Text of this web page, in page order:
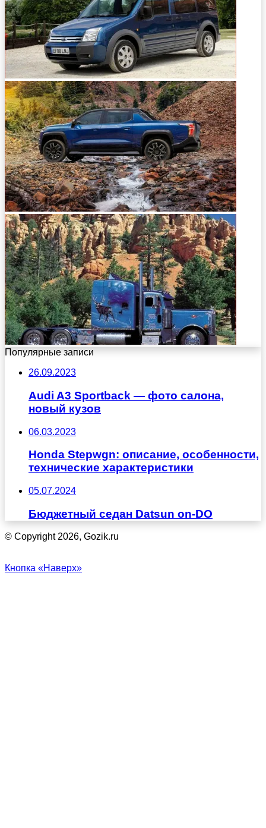
Популярные записи
26.09.2023
Audi A3 Sportback — фото салона,
новый кузов
06.03.2023
Honda Stepwgn: описание, особенности,
технические характеристики
05.07.2024
Бюджетный седан Datsun on-DO
© Copyright 2026, Gozik.ru
Кнопка «Наверх»